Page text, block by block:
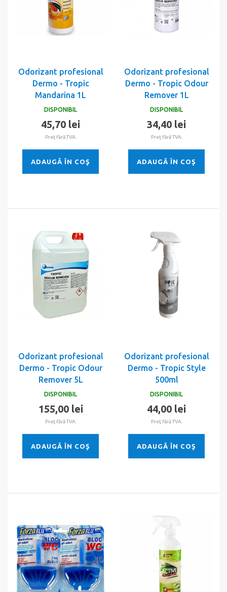
Odorizant profesional
Dermo - Tropic
Mandarina 1L
DISPONIBIL
45,70 lei
Preţ fără TVA.
ADAUGĂ ÎN COŞ
Odorizant profesional
Dermo - Tropic Odour
Remover 1L
DISPONIBIL
34,40 lei
Preţ fără TVA.
ADAUGĂ ÎN COŞ
Odorizant profesional
Dermo - Tropic Odour
Remover 5L
DISPONIBIL
155,00 lei
Preţ fără TVA.
ADAUGĂ ÎN COŞ
Odorizant profesional
Dermo - Tropic Style
500ml
DISPONIBIL
44,00 lei
Preţ fără TVA.
ADAUGĂ ÎN COŞ